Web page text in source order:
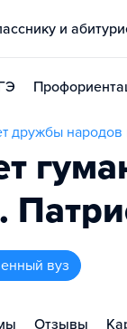
и
дружбы
вуз
Отзывы